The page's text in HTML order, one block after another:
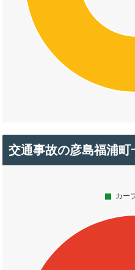
交通事故の彦島福浦